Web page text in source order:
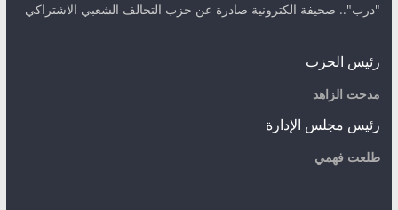
"درب".. صحيفة الكترونية صادرة عن حزب التحالف الشعبي الاشتراكي
رئيس الحزب
مدحت الزاهد
رئيس مجلس الإدارة
طلعت فهمي